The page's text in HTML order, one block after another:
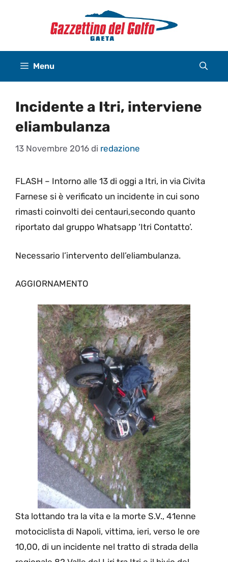
Menu
Incidente a Itri, interviene
eliambulanza
13 Novembre 2016 di redazione
FLASH – Intorno alle 13 di oggi a Itri, in via Civita
Farnese si è verificato un incidente in cui sono
rimasti coinvolti dei centauri,secondo quanto
riportato dal gruppo Whatsapp ‘Itri Contatto’.
Necessario l’intervento dell’eliambulanza.
AGGIORNAMENTO
Sta lottando tra la vita e la morte S.V., 41enne
motociclista di Napoli, vittima, ieri, verso le ore
10,00, di un incidente nel tratto di strada della